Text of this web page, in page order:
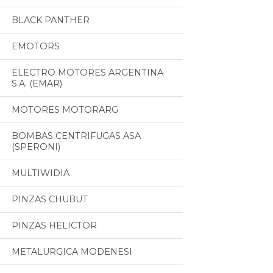
BLACK PANTHER
EMOTORS
ELECTRO MOTORES ARGENTINA
S.A. (EMAR)
MOTORES MOTORARG
BOMBAS CENTRIFUGAS ASA
(SPERONI)
MULTIWIDIA
PINZAS CHUBUT
PINZAS HELICTOR
METALURGICA MODENESI